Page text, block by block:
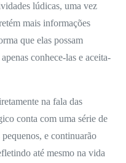
lúdicas, uma vez
mais informações
que elas possam
conhece-las e aceita-
na fala das
conta com uma série de
e continuarão
até mesmo na vida